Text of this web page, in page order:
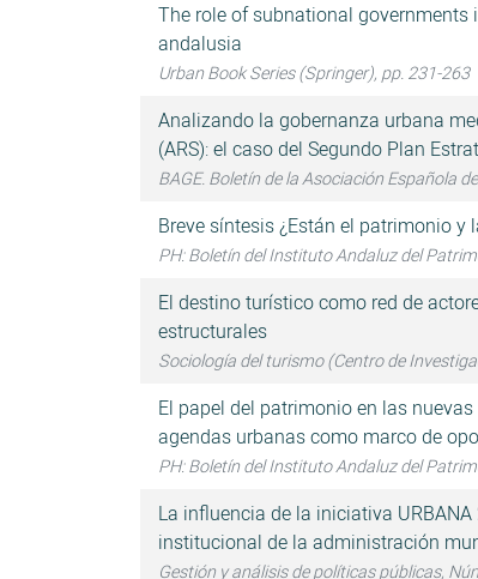
The role of subnational
andalusia
Urban Book Series (Springer), pp. 231-263
Analizando la gobernanza urbana
(ARS): el caso del Segundo Plan
BAGE. Boletín de la Asociación Española
Breve síntesis ¿Están el patrimonio
PH: Boletín del Instituto Andaluz del
El destino turístico como red de
estructurales
Sociología del turismo (Centro de
El papel del patrimonio en las
agendas urbanas como marco de
PH: Boletín del Instituto Andaluz del
La influencia de la iniciativa
institucional de la administración
Gestión y análisis de políticas públicas,